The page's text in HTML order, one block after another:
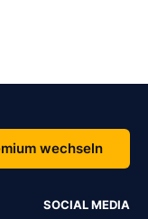
wechseln
SOCIAL MEDIA